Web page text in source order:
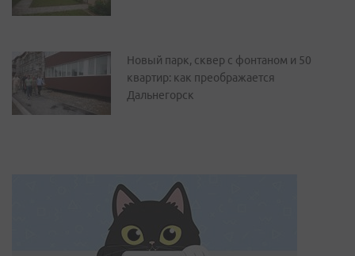
Новый парк, сквер с фонтаном и 50
квартир: как преображается
Дальнегорск